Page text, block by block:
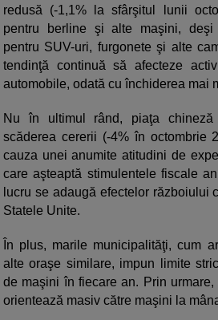
redusă (-1,1% la sfârşitul lunii
pentru berline şi alte maşini, deşi
pentru SUV-uri, furgonete şi alte
tendinţă continuă să afecteze
automobile, odată cu închiderea mai
Nu în ultimul rând, piaţa
scăderea cererii (-4% în octombrie
cauza unei anumite atitudini de
care aşteaptă stimulentele fiscale
lucru se adaugă efectelor războiului
Statele Unite.
În plus, marile municipalităţi, cum
alte oraşe similare, impun limite
de maşini în fiecare an. Prin
orientează masiv către maşini la